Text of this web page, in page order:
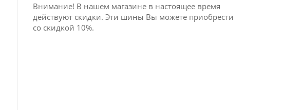
Внимание! В нашем магазине в настоящее время
действуют скидки. Эти шины Вы можете приобрести
со скидкой 10%.